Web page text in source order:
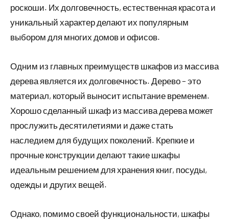
роскоши. Их долговечность, естественная красота и
уникальный характер делают их популярным
выбором для многих домов и офисов.
Одним из главных преимуществ шкафов из массива
дерева является их долговечность. Дерево – это
материал, который выносит испытание временем.
Хорошо сделанный шкаф из массива дерева может
прослужить десятилетиями и даже стать
наследием для будущих поколений. Крепкие и
прочные конструкции делают такие шкафы
идеальным решением для хранения книг, посуды,
одежды и других вещей.
Однако, помимо своей функциональности, шкафы